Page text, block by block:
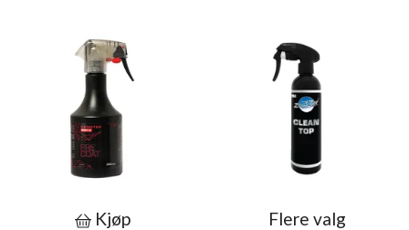
Kjøp Flere valg